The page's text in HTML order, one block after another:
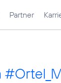
Partner